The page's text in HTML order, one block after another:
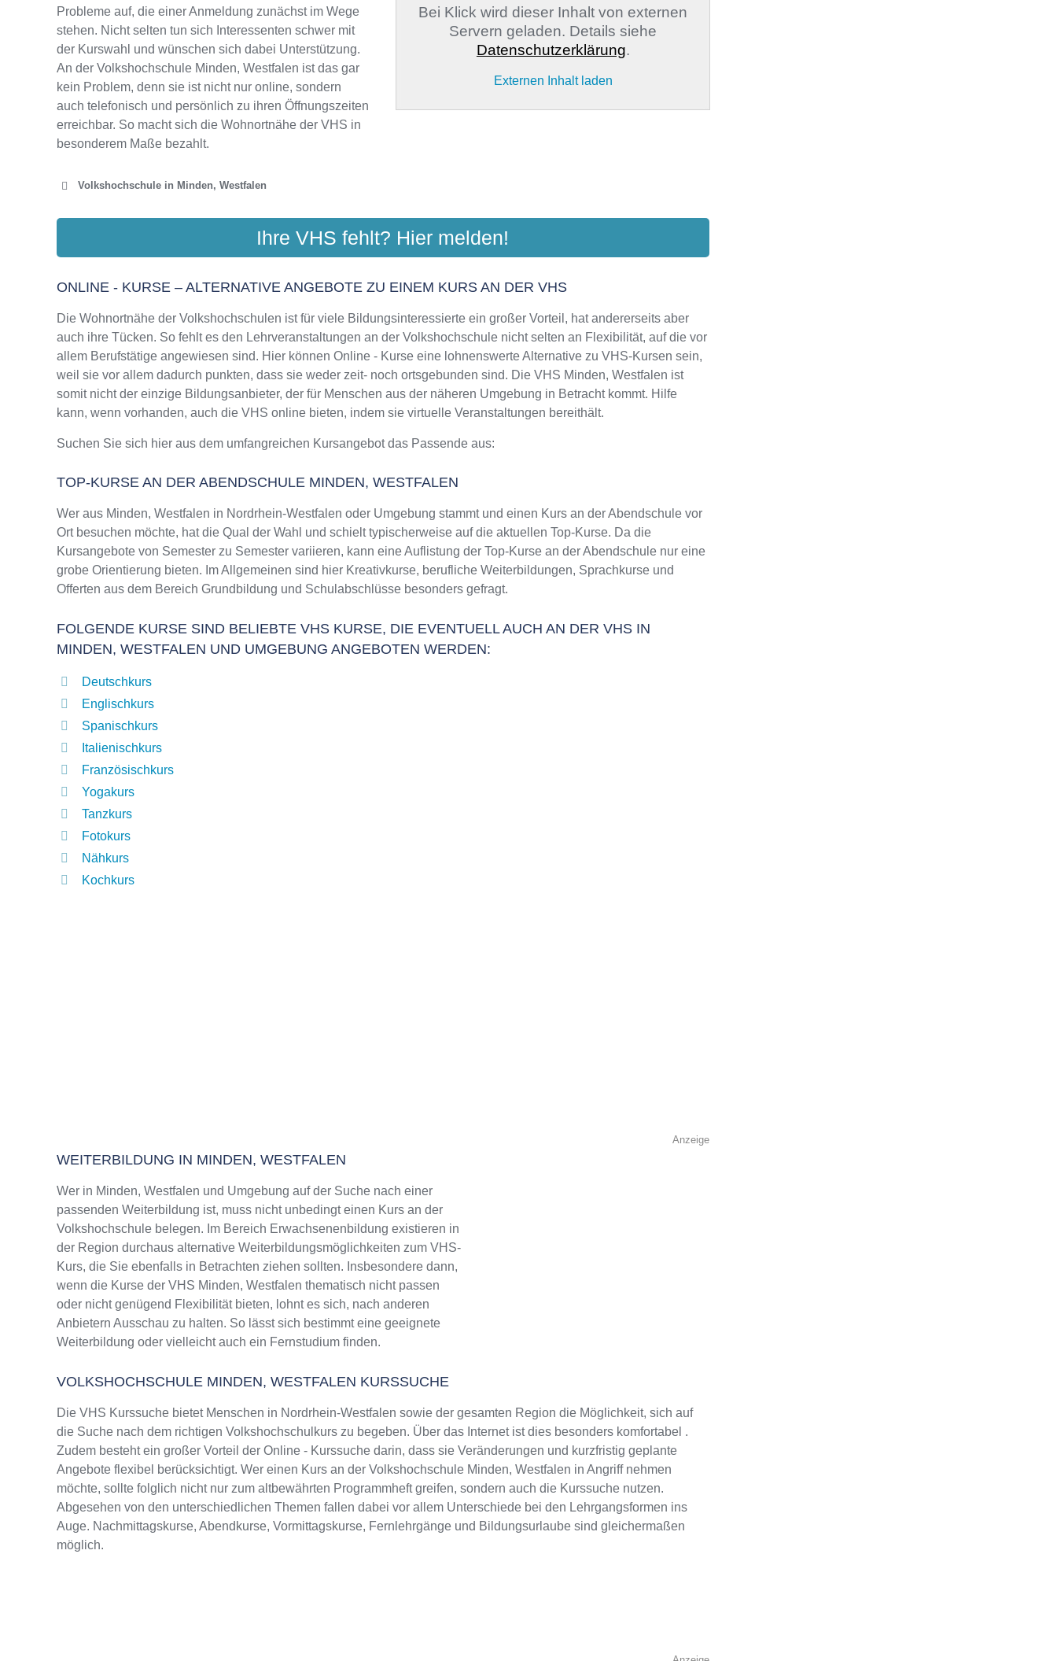
Probleme auf, die einer Anmeldung zunächst im Wege
stehen. Nicht selten tun sich Interessenten schwer mit
der Kurswahl und wünschen sich dabei Unterstützung.
An der Volkshochschule Minden, Westfalen ist das gar
kein Problem, denn sie ist nicht nur online, sondern
auch telefonisch und persönlich zu ihren Öffnungszeiten
erreichbar. So macht sich die Wohnortnähe der VHS in
besonderem Maße bezahlt.
Bei Klick wird dieser Inhalt von externen
Servern geladen. Details siehe
Datenschutzerklärung.
Externen Inhalt laden
Volkshochschule in Minden, Westfalen
VOLKSHOCHSCHULE MINDEN - BAD OYENHAUSEN
Ihre VHS fehlt? Hier melden!
ONLINE - KURSE – ALTERNATIVE ANGEBOTE ZU EINEM KURS AN DER VHS
Die Wohnortnähe der Volkshochschulen ist für viele Bildungsinteressierte ein großer Vorteil, hat andererseits aber
auch ihre Tücken. So fehlt es den Lehrveranstaltungen an der Volkshochschule nicht selten an Flexibilität, auf die vor
allem Berufstätige angewiesen sind. Hier können Online - Kurse eine lohnenswerte Alternative zu VHS-Kursen sein,
weil sie vor allem dadurch punkten, dass sie weder zeit- noch ortsgebunden sind. Die VHS Minden, Westfalen ist
somit nicht der einzige Bildungsanbieter, der für Menschen aus der näheren Umgebung in Betracht kommt. Hilfe
kann, wenn vorhanden, auch die VHS online bieten, indem sie virtuelle Veranstaltungen bereithält.
Suchen Sie sich hier aus dem umfangreichen Kursangebot das Passende aus:
TOP-KURSE AN DER ABENDSCHULE MINDEN, WESTFALEN
Wer aus Minden, Westfalen in Nordrhein-Westfalen oder Umgebung stammt und einen Kurs an der Abendschule vor
Ort besuchen möchte, hat die Qual der Wahl und schielt typischerweise auf die aktuellen Top-Kurse. Da die
Kursangebote von Semester zu Semester variieren, kann eine Auflistung der Top-Kurse an der Abendschule nur eine
grobe Orientierung bieten. Im Allgemeinen sind hier Kreativkurse, berufliche Weiterbildungen, Sprachkurse und
Offerten aus dem Bereich Grundbildung und Schulabschlüsse besonders gefragt.
FOLGENDE KURSE SIND BELIEBTE VHS KURSE, DIE EVENTUELL AUCH AN DER VHS IN
MINDEN, WESTFALEN UND UMGEBUNG ANGEBOTEN WERDEN:
Deutschkurs
Englischkurs
Spanischkurs
Italienischkurs
Französischkurs
Yogakurs
Tanzkurs
Fotokurs
Nähkurs
Kochkurs
Anzeige
WEITERBILDUNG IN MINDEN, WESTFALEN
Wer in Minden, Westfalen und Umgebung auf der Suche nach einer
passenden Weiterbildung ist, muss nicht unbedingt einen Kurs an der
Volkshochschule belegen. Im Bereich Erwachsenenbildung existieren in
der Region durchaus alternative Weiterbildungsmöglichkeiten zum VHS-
Kurs, die Sie ebenfalls in Betrachten ziehen sollten. Insbesondere dann,
wenn die Kurse der VHS Minden, Westfalen thematisch nicht passen
oder nicht genügend Flexibilität bieten, lohnt es sich, nach anderen
Anbietern Ausschau zu halten. So lässt sich bestimmt eine geeignete
Weiterbildung oder vielleicht auch ein Fernstudium finden.
VOLKSHOCHSCHULE MINDEN, WESTFALEN KURSSUCHE
Die VHS Kurssuche bietet Menschen in Nordrhein-Westfalen sowie der gesamten Region die Möglichkeit, sich auf
die Suche nach dem richtigen Volkshochschulkurs zu begeben. Über das Internet ist dies besonders komfortabel .
Zudem besteht ein großer Vorteil der Online - Kurssuche darin, dass sie Veränderungen und kurzfristig geplante
Angebote flexibel berücksichtigt. Wer einen Kurs an der Volkshochschule Minden, Westfalen in Angriff nehmen
möchte, sollte folglich nicht nur zum altbewährten Programmheft greifen, sondern auch die Kurssuche nutzen.
Abgesehen von den unterschiedlichen Themen fallen dabei vor allem Unterschiede bei den Lehrgangsformen ins
Auge. Nachmittagskurse, Abendkurse, Vormittagskurse, Fernlehrgänge und Bildungsurlaube sind gleichermaßen
möglich.